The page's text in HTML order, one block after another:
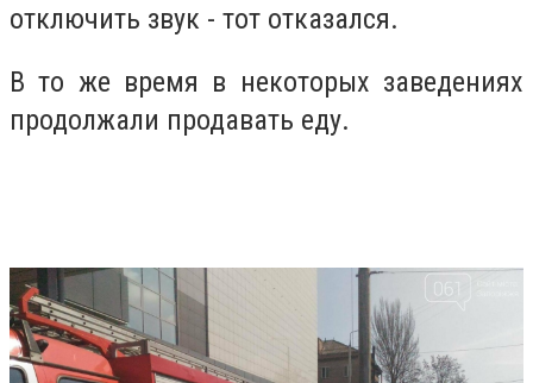
отключить звук - тот отказался.
В то же время в некоторых заведениях
продолжали продавать еду.